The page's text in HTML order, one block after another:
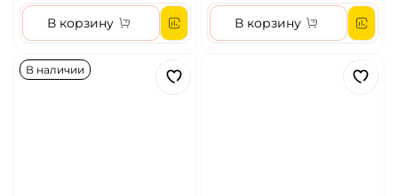
В корзину В корзину
В наличии